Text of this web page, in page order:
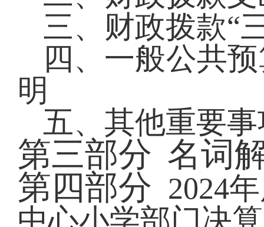
三、财政拨款“
四、一般公共
明
五、其他重要
第三部分 名词
第四部分 2024
中心小学部门决